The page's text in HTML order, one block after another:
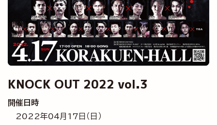
KNOCK OUT 2022 vol.3
開催日時
2022年04月17日（日）